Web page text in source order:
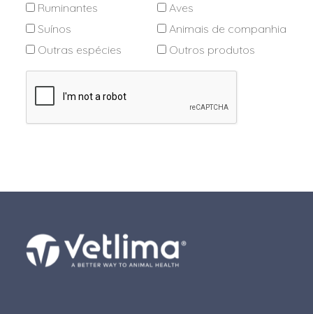
Ruminantes
Aves
Suínos
Animais de companhia
Outras espécies
Outros produtos